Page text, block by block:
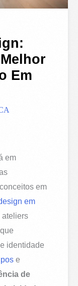
Em
em
em
em
ateliers
identidade
e
de